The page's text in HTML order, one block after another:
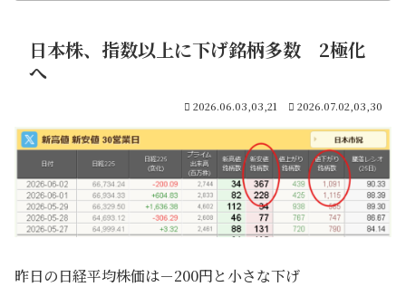
日本株、指数以上に下げ銘柄多数 2極化
へ
2026.06.03,03,21 2026.07.02,03,30
昨日の日経平均株価は－200円と小さな下げ